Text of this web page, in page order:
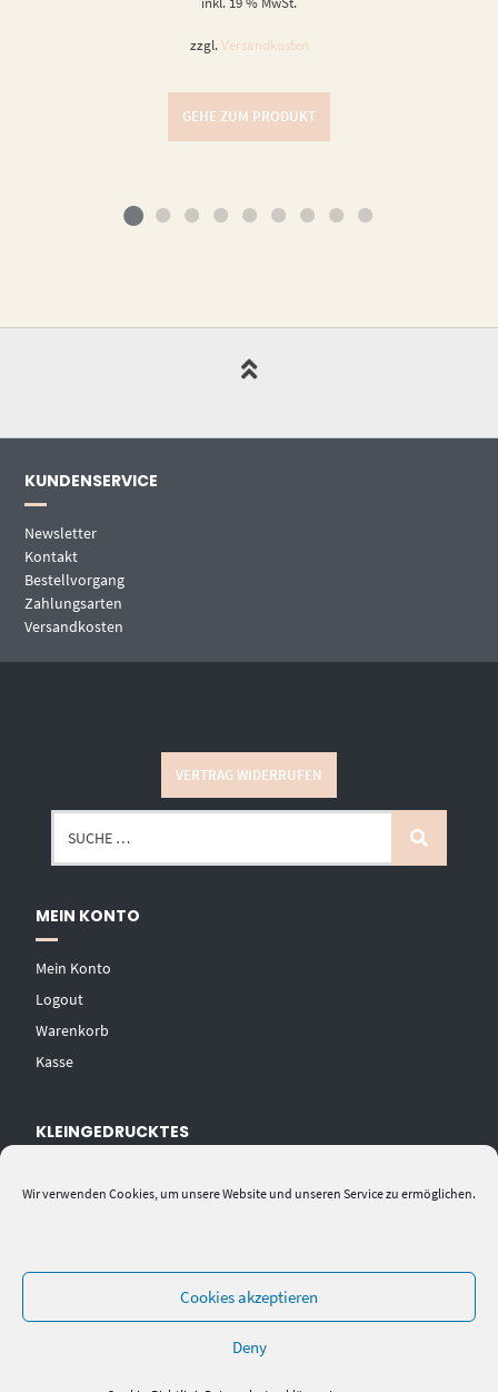
Wir verwenden Cookies, um unsere Website und unseren Service zu ermöglichen.
Cookies akzeptieren
Deny
zzgl. Versandkosten
GEHE ZUM PRODUKT
KUNDENSERVICE
Newsletter
Kontakt
Bestellvorgang
Zahlungsarten
Versandkosten
VERTRAG WIDERRUFEN
MEIN KONTO
Mein Konto
Logout
Warenkorb
Kasse
KLEINGEDRUCKTES
Impressum